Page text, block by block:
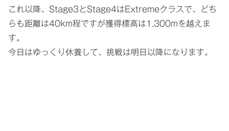
これ以降、Stage3とStage4はExtremeクラスで、どち
らも距離は40km程ですが獲得標高は1,300mを越えま
す。
今日はゆっくり休養して、挑戦は明日以降になります。